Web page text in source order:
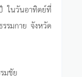
ในวันอาทิตย์ที่
รมกาย จังหวัด
มชัย